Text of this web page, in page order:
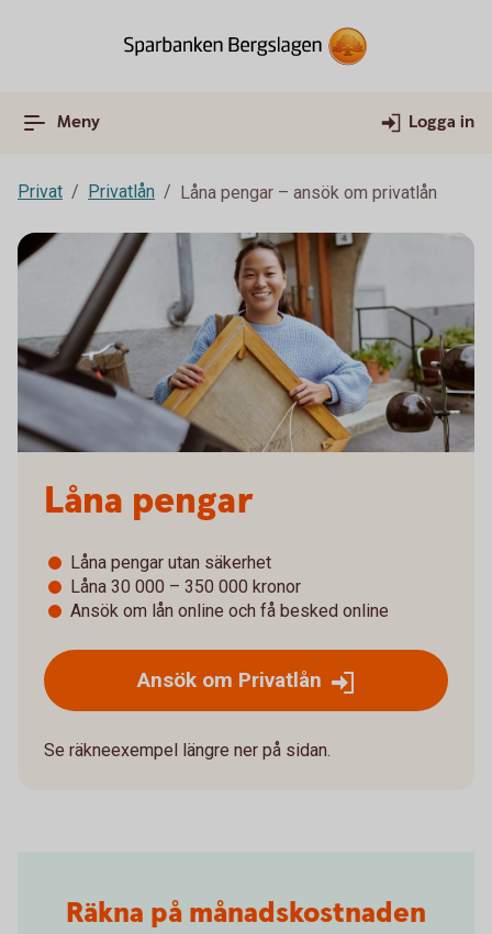
Meny Logga in
Privat Privatlån Låna pengar – ansök om privatlån
Låna pengar
Låna pengar utan säkerhet
Låna 30 000 – 350 000 kronor
Ansök om lån online och få besked online
Ansök om Privatlån
Se räkneexempel längre ner på sidan.
Räkna på månadskostnaden